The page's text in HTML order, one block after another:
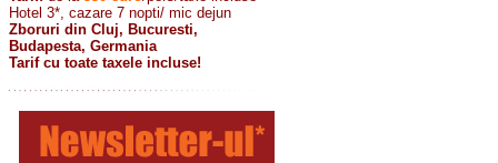
Hotel 3*, cazare 7 nopti/ mic dejun
Zboruri din Cluj, Bucuresti,
Budapesta, Germania
Tarif cu toate taxele incluse!